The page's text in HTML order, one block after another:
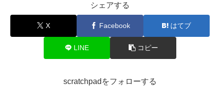
シェアする
X Facebook はてブ
LINE コピー
scratchpadをフォローする